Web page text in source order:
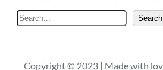
S
e
Search
Copyright © 2023 | Made with